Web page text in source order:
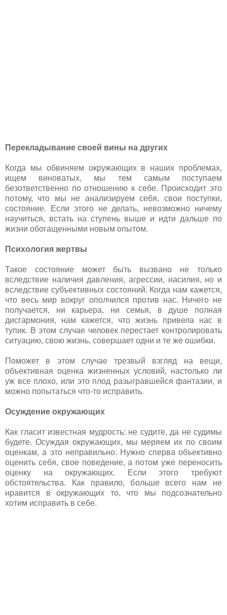
Перекладывание своей вины на других
Когда мы обвиняем окружающих в наших проблемах,
ищем виноватых, мы тем самым поступаем
безответственно по отношению к себе. Происходит это
потому, что мы не анализируем себя, свои поступки,
состояние. Если этого не делать, невозможно ничему
научиться, встать на ступень выше и идти дальше по
жизни обогащенными новым опытом.
Психология жертвы
Такое состояние может быть вызвано не только
вследствие наличия давления, агрессии, насилия, но и
вследствие субъективных состояний. Когда нам кажется,
что весь мир вокруг ополчился против нас. Ничего не
получается, ни карьера, ни семья, в душе полная
дисгармония, нам кажется, что жизнь привела нас в
тупик. В этом случае человек перестает контролировать
ситуацию, свою жизнь, совершает одни и те же ошибки.
Поможет в этом случае трезвый взгляд на вещи,
объективная оценка жизненных условий, настолько ли
уж все плохо, или это плод разыгравшейся фантазии, и
можно попытаться что-то исправить.
Осуждение окружающих
Как гласит известная мудрость: не судите, да не судимы
будете. Осуждая окружающих, мы меряем их по своим
оценкам, а это неправильно. Нужно сперва объективно
оценить себя, свое поведение, а потом уже переносить
оценку на окружающих. Если этого требуют
обстоятельства. Как правило, больше всего нам не
нравится в окружающих то, что мы подсознательно
хотим исправить в себе.